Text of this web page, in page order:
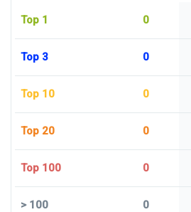
Top 1 0
Top 3 0
Top 10 0
Top 20 0
Top 100 0
>100 0